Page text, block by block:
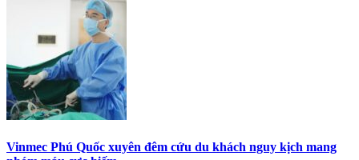
Vinmec Phú Quốc xuyên đêm cứu du khách nguy kịch mang